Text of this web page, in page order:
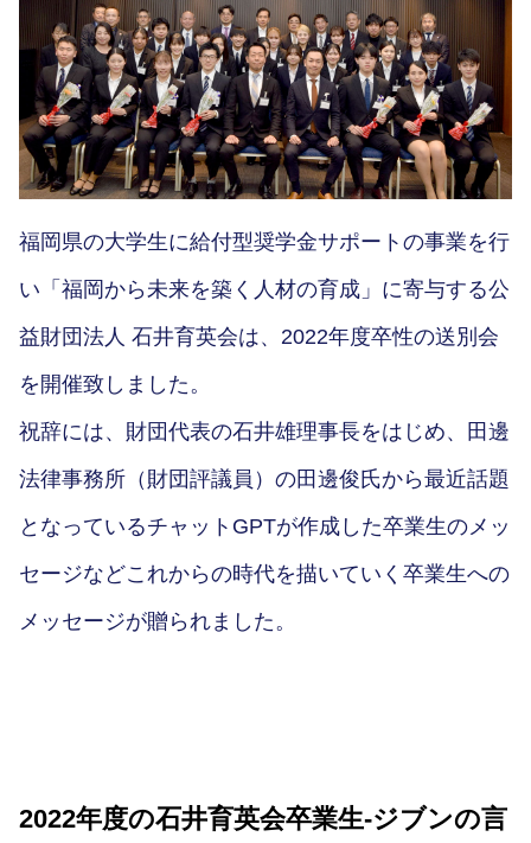
福岡県の大学生に給付型奨学金サポートの事業を行
い「福岡から未来を築く人材の育成」に寄与する公
益財団法人 石井育英会は、2022年度卒性の送別会
を開催致しました。
祝辞には、財団代表の石井雄理事長をはじめ、田邊
法律事務所（財団評議員）の田邊俊氏から最近話題
となっているチャットGPTが作成した卒業生のメッ
セージなどこれからの時代を描いていく卒業生への
メッセージが贈られました。
2022年度の石井育英会卒業生-ジブンの言